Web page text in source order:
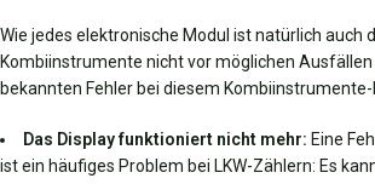
Wie jedes elektronische Modul ist natürlich auch
Kombiinstrumente nicht vor möglichen
bekannten Fehler bei diesem Kombiinstrumente-
Das Display funktioniert nicht mehr: Eine
ist ein häufiges Problem bei LKW-Zählern: Es